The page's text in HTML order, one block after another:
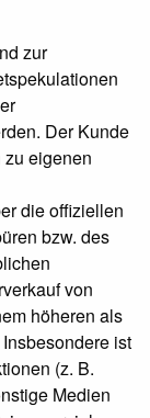
zur
Der Kunde
eigenen
die offiziellen
bzw. des
von
höheren als
ist
(z. B.
Medien